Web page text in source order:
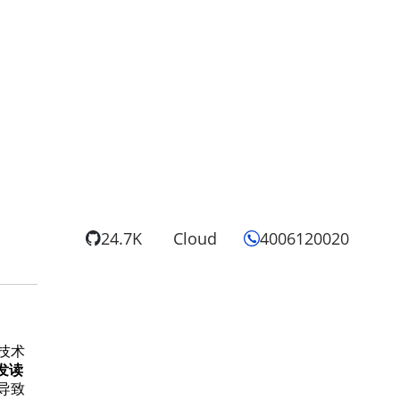
24.7K Cloud 4006120020
术
读
致